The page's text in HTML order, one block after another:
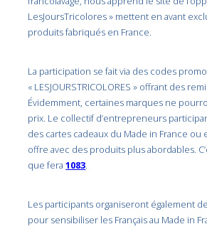
LesJoursTricolores » mettent en avant
produits fabriqués en France.
La participation se fait via des codes promo
« LESJOURSTRICOLORES » offrant des
Évidemment, certaines marques ne
prix. Le collectif d’entrepreneurs
des cartes cadeaux du Made in France
offre avec des produits plus abordables.
que fera1083.
Les participants organiseront également
pour sensibiliser les Français au Made in